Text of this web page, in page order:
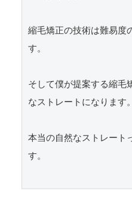
縮毛矯正の技術は難易度
す。
そして僕が提案する縮毛
なストレートになります。
本当の自然なストレート
す。